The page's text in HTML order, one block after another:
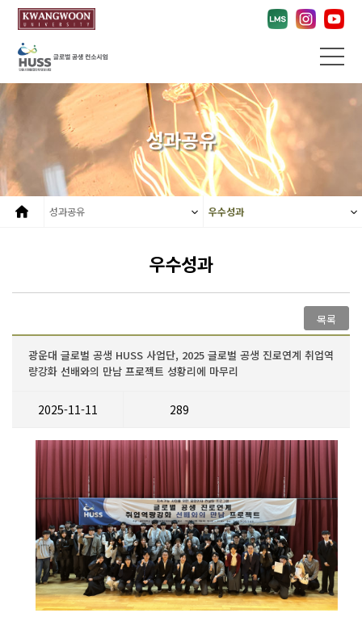
성과공유
성과공유 우수성과
우수성과
목록
광운대 글로벌 공생 HUSS 사업단, 2025 글로벌 공생 진로연계 취업역
량강화 선배와의 만남 프로젝트 성황리에 마무리
2025-11-11 289